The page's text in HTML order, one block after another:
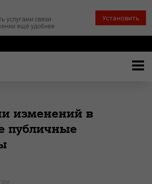
услугами связи
ещё удобнее
Установить
изменений в
публичные